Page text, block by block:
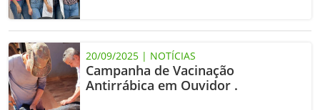
20/09/2025 | NOTÍCIAS
Campanha de Vacinação
Antirrábica em Ouvidor .